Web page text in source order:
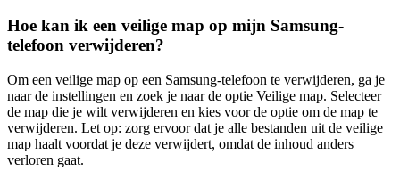
Hoe kan ik een veilige map op mijn Samsung-
telefoon verwijderen?
Om een veilige map op een Samsung-telefoon te verwijderen, ga je
naar de instellingen en zoek je naar de optie Veilige map. Selecteer
de map die je wilt verwijderen en kies voor de optie om de map te
verwijderen. Let op: zorg ervoor dat je alle bestanden uit de veilige
map haalt voordat je deze verwijdert, omdat de inhoud anders
verloren gaat.